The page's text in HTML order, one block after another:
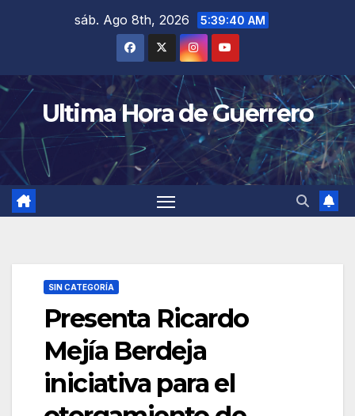
sáb. Ago 8th, 2026 5:39:41 AM
Ultima Hora de Guerrero
SIN CATEGORÍA
Presenta Ricardo
Mejía Berdeja
iniciativa para el